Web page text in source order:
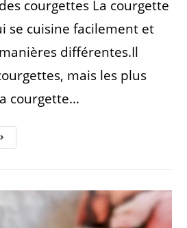
courgettes La courgette
se cuisine facilement et
différentes.Il
mais les plus
courgette…